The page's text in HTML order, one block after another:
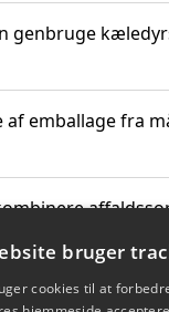
genbruge
af emballage fra
kan
bruger
cookies til at